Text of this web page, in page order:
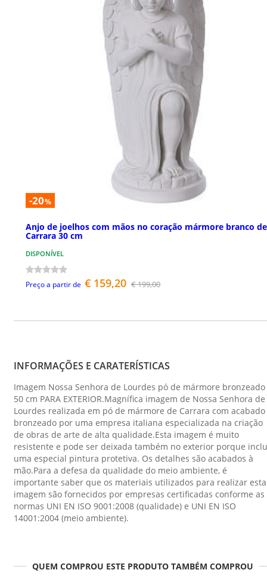
-20%
Anjo de joelhos com mãos no coração mármore branco de
Carrara 30 cm
DISPONÍVEL
Preço a partir de € 159,20 € 199,00
INFORMAÇÕES E CARATERÍSTICAS
Imagem Nossa Senhora de Lourdes pó de mármore bronzeado
50 cm PARA EXTERIOR.Magnífica imagem de Nossa Senhora de
Lourdes realizada em pó de mármore de Carrara com acabado
bronzeado por uma empresa italiana especializada na criação
de obras de arte de alta qualidade.Esta imagem é muito
resistente e pode ser deixada também no exterior porque
uma especial pintura protetiva. Os detalhes são acabados à
mão.Para a defesa da qualidade do meio ambiente, é
importante saber que os materiais utilizados para realizar esta
imagem são fornecidos por empresas certificadas conforme as
normas UNI EN ISO 9001:2008 (qualidade) e UNI EN ISO
14001:2004 (meio ambiente).
QUEM COMPROU ESTE PRODUTO TAMBÉM COMPROU